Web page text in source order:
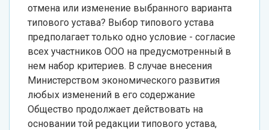
отмена или изменение выбранного варианта
типового устава? Выбор типового устава
предполагает только одно условие - согласие
всех участников ООО на предусмотренный в
нем набор критериев. В случае внесения
Министерством экономического развития
любых изменений в его содержание
Общество продолжает действовать на
основании той редакции типового устава,